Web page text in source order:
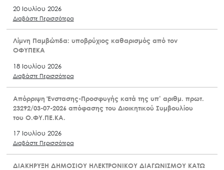
20 Ιουλίου 2026
Διαβάστε Περισσότερα
Λίμνη Παμβώτιδα: υποβρύχιος καθαρισμός από τον
ΟΦΥΠΕΚΑ
18 Ιουλίου 2026
Διαβάστε Περισσότερα
Απόρριψη Ένστασης-Προσφυγής κατά της υπ’ αριθμ. πρωτ.
23292/03-07-2026 απόφασης του Διοικητικού Συμβουλίου
του Ο.ΦΥ.ΠΕ.ΚΑ.
17 Ιουλίου 2026
Διαβάστε Περισσότερα
ΔΙΑΚΗΡΥΞΗ ΔΗΜΟΣΙΟΥ ΗΛΕΚΤΡΟΝΙΚΟΥ ΔΙΑΓΩΝΙΣΜΟΥ ΚΑΤΩ